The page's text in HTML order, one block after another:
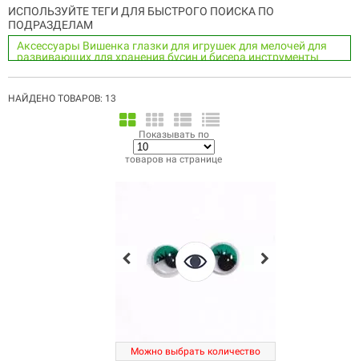
ИСПОЛЬЗУЙТЕ ТЕГИ ДЛЯ БЫСТРОГО ПОИСКА ПО
ПОДРАЗДЕЛАМ
Аксессуары Вишенка глазки для игрушек для мелочей для
развивающих для хранения бусин и бисера инструменты
органайзерпеналполубусиныпробиркапуговицыпузырек
раскройные ножницы
усикиусыфурнитура
НАЙДЕНО ТОВАРОВ: 13
Показывать по
товаров на странице
Можно выбрать количество